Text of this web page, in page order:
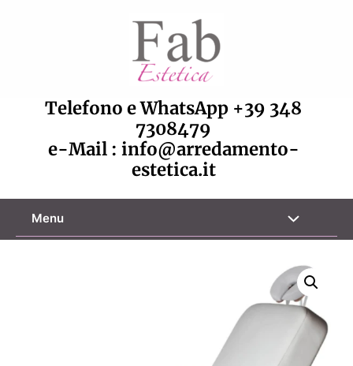
Telefono e WhatsApp +39 348
7308479
e-Mail : info@arredamento-
estetica.it
Menu Attiva/